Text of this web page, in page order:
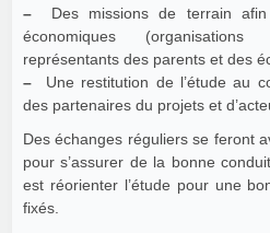
– Des missions de terrain
économiques
représentants des parents et des
– Une restitution de l’étude au
des partenaires du projets et
Des échanges réguliers se feront
pour s’assurer de la bonne
est réorienter l’étude pour une
fixés.